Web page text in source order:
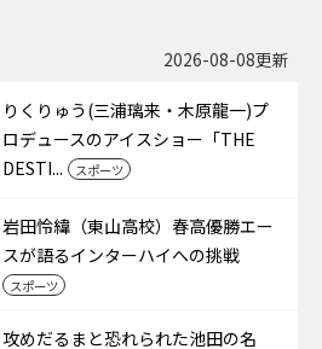
2026-08-08更新
りくりゅう(三浦璃来・木原龍一)プ
ロデュースのアイスショー「THE
DESTI...
スポーツ
岩田怜緯（東山高校）春高優勝エー
スが語るインターハイへの挑戦
スポーツ
攻めだるまと恐れられた池田の名